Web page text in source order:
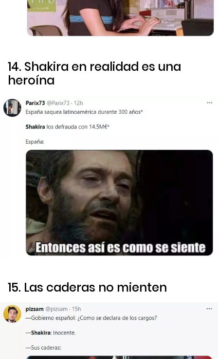
14. Shakira en realidad es una
heroína
15. Las caderas no mienten